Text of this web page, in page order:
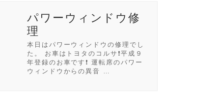
パワーウィンドウ修
理
本日はパワーウィンドウの修理でし
た。 お車はトヨタのコルサ❗平成９
年登録のお車です❗ 運転席のパワー
ウィンドウからの異音 …